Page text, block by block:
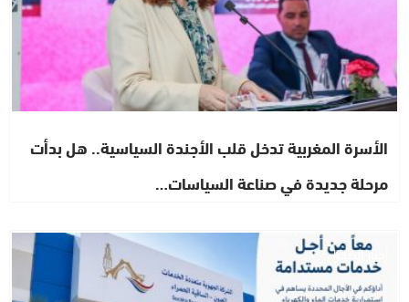
الأسرة المغربية تدخل قلب الأجندة السياسية.. هل بدأت
مرحلة جديدة في صناعة السياسات…
أخبار الصحراء